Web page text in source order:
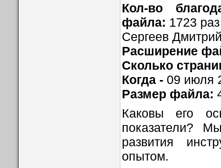
Кол-во
файла: 1723 раз
Сергеев
Расширение
Сколько
Когда - 09 июля
Размер файла:
Каковы его
показатели?
развития
опытом.